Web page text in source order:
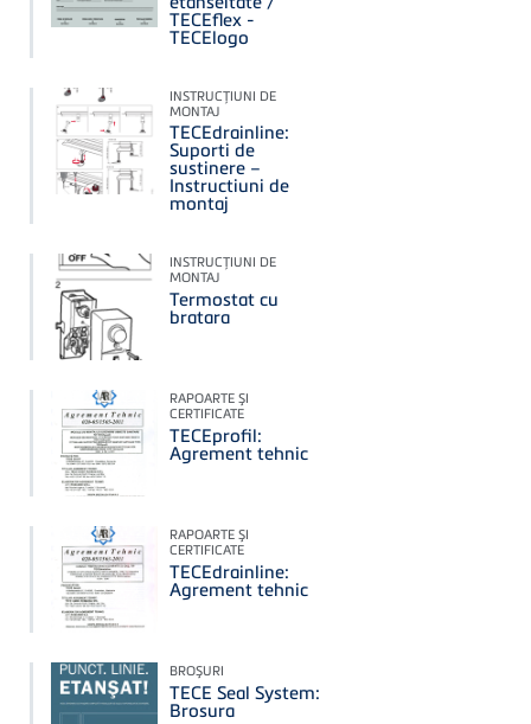
TECEflex -
TECElogo
INSTRUCŢIUNI DE
MONTAJ
TECEdrainline:
Suporti de
sustinere –
Instructiuni de
montaj
INSTRUCŢIUNI DE
MONTAJ
Termostat cu
bratara
RAPOARTE ŞI
CERTIFICATE
TECEprofil:
Agrement tehnic
RAPOARTE ŞI
CERTIFICATE
TECEdrainline:
Agrement tehnic
BROŞURI
TECE Seal System:
Brosura